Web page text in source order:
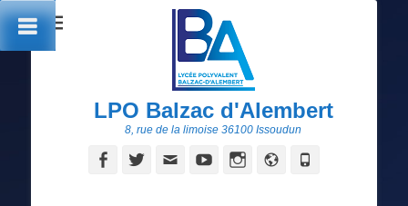
LPO Balzac d'Alembert
8, rue de la limoise 36100 Issoudun
FacebookTwitterAdresseYouTubeInstagram
Site